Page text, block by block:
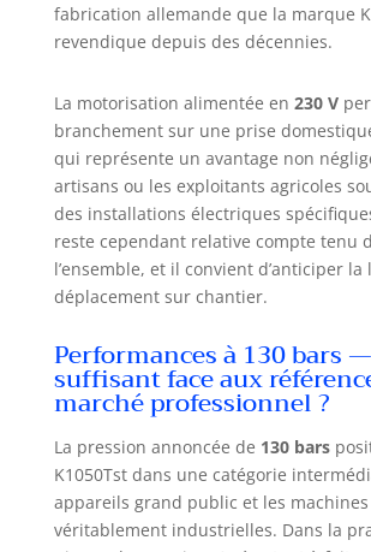
fabrication allemande que la marque
revendique depuis des décennies.
La motorisation alimentée en 230 V
branchement sur une prise
qui représente un avantage non
artisans ou les exploitants agricoles
des installations électriques
reste cependant relative compte tenu
l’ensemble, et il convient d’anticiper
déplacement sur chantier.
Performances à 130 bars —
suffisant face aux
marché professionnel ?
La pression annoncée de 130 bars
K1050Tst dans une catégorie
appareils grand public et les machines
véritablement industrielles. Dans la